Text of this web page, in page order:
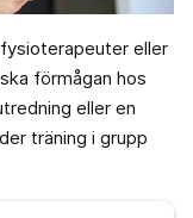
eller
förmågan hos
eller en
träning i grupp